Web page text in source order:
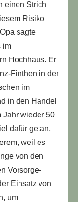
einen Strich
Risiko
sagte
im
Hochhaus. Er
Finthen in der
im
in den Handel
Jahr wieder 50
dafür getan,
weil es
von den
Vorsorge-
Einsatz von
um